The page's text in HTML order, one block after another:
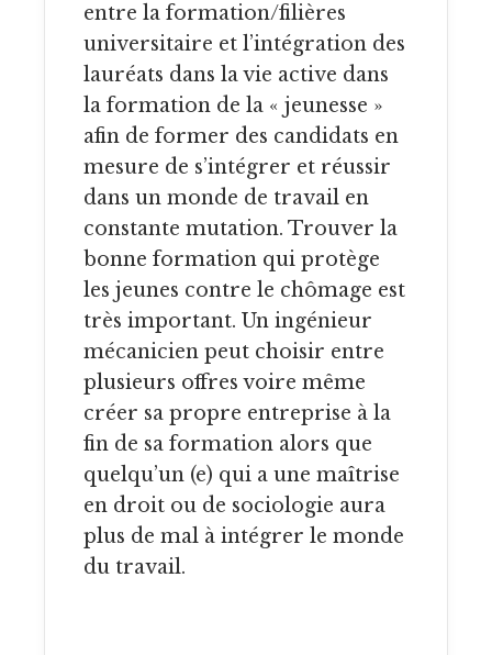
entre la formation/filières
universitaire et l’intégration des
lauréats dans la vie active dans
la formation de la « jeunesse »
afin de former des candidats en
mesure de s’intégrer et réussir
dans un monde de travail en
constante mutation. Trouver la
bonne formation qui protège
les jeunes contre le chômage est
très important. Un ingénieur
mécanicien peut choisir entre
plusieurs offres voire même
créer sa propre entreprise à la
fin de sa formation alors que
quelqu’un (e) qui a une maîtrise
en droit ou de sociologie aura
plus de mal à intégrer le monde
du travail.